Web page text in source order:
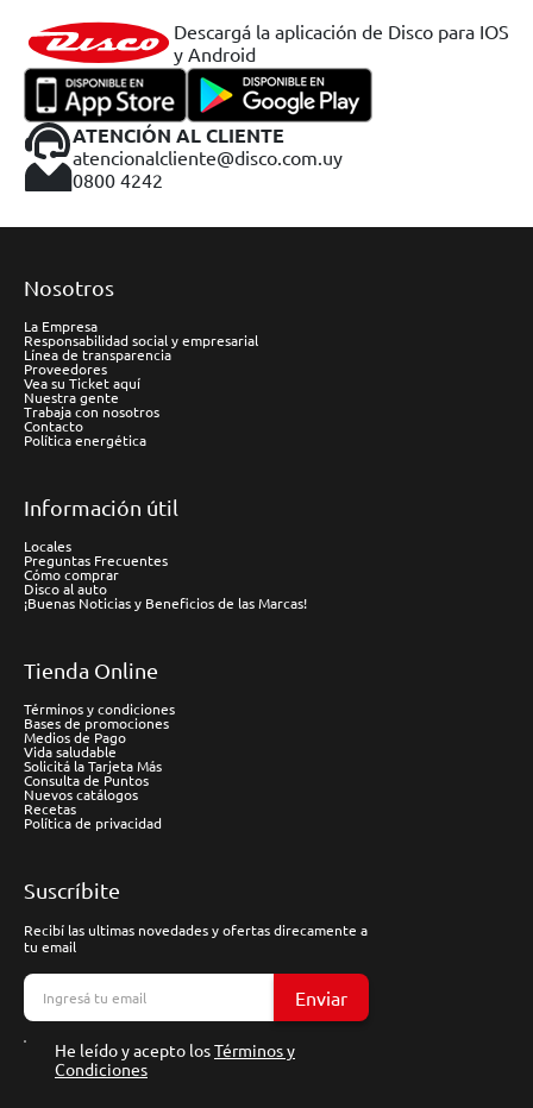
Descargá la aplicación de Disco para IOS
y Android
ATENCIÓN AL CLIENTE
atencionalcliente@disco.com.uy
0800 4242
Nosotros
La Empresa
Responsabilidad social y empresarial
Línea de transparencia
Proveedores
Vea su Ticket aquí
Nuestra gente
Trabaja con nosotros
Contacto
Política energética
Información útil
Locales
Preguntas Frecuentes
Cómo comprar
Disco al auto
¡Buenas Noticias y Beneficios de las Marcas!
Tienda Online
Términos y condiciones
Bases de promociones
Medios de Pago
Vida saludable
Solicitá la Tarjeta Más
Consulta de Puntos
Nuevos catálogos
Recetas
Política de privacidad
Suscríbite
Recibí las ultimas novedades y ofertas direcamente a
tu email
Enviar
He leído y acepto losTérminos y
Condiciones